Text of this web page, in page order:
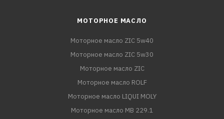
МОТОРНОЕ МАСЛО
Моторное масло ZIC 5w40
Моторное масло ZIC 5w30
Моторное масло ZIC
Моторное масло ROLF
Моторное масло LIQUI MOLY
Моторное масло MB 229.1